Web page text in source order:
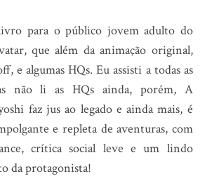
para o público jovem adulto do
que além da animação original,
e algumas HQs. Eu assisti a todas as
não li as HQs ainda, porém, A
faz jus ao legado e ainda mais, é
e repleta de aventuras, com
crítica social leve e um lindo
da protagonista!